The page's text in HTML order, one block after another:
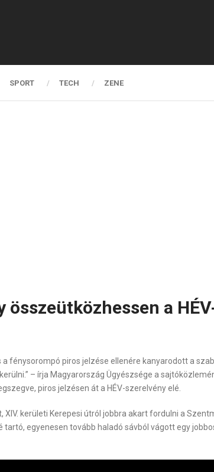
SPORT TECH ZENE
a
fénysorompó piros jelzése ellenére kanyarodott a
– írja Magyarország Ügyészsége a
piros jelzésen át a HÉV-szerelvény elé.
kerületi Kerepesi útról jobbra akart fordulni a
egyenesen tovább haladó sávból vágott egy